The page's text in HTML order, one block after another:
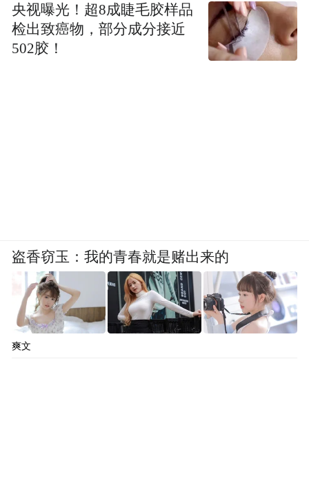
央视曝光！超8成睫毛胶样品
检出致癌物，部分成分接近
502胶！
盗香窃玉：我的青春就是赌出来的
爽文